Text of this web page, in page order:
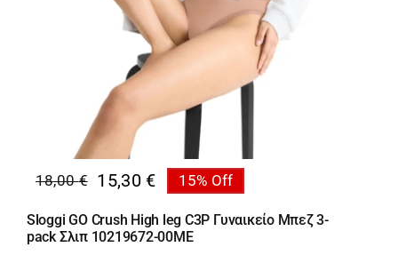
18,00€
Original
price
was:
15,30 €
Η
τρέχουσα
τιμή
15% Off
Sloggi GO Crush High leg C3P Γυναικείο Μπεζ 3-
pack Σλιπ 10219672-00ME